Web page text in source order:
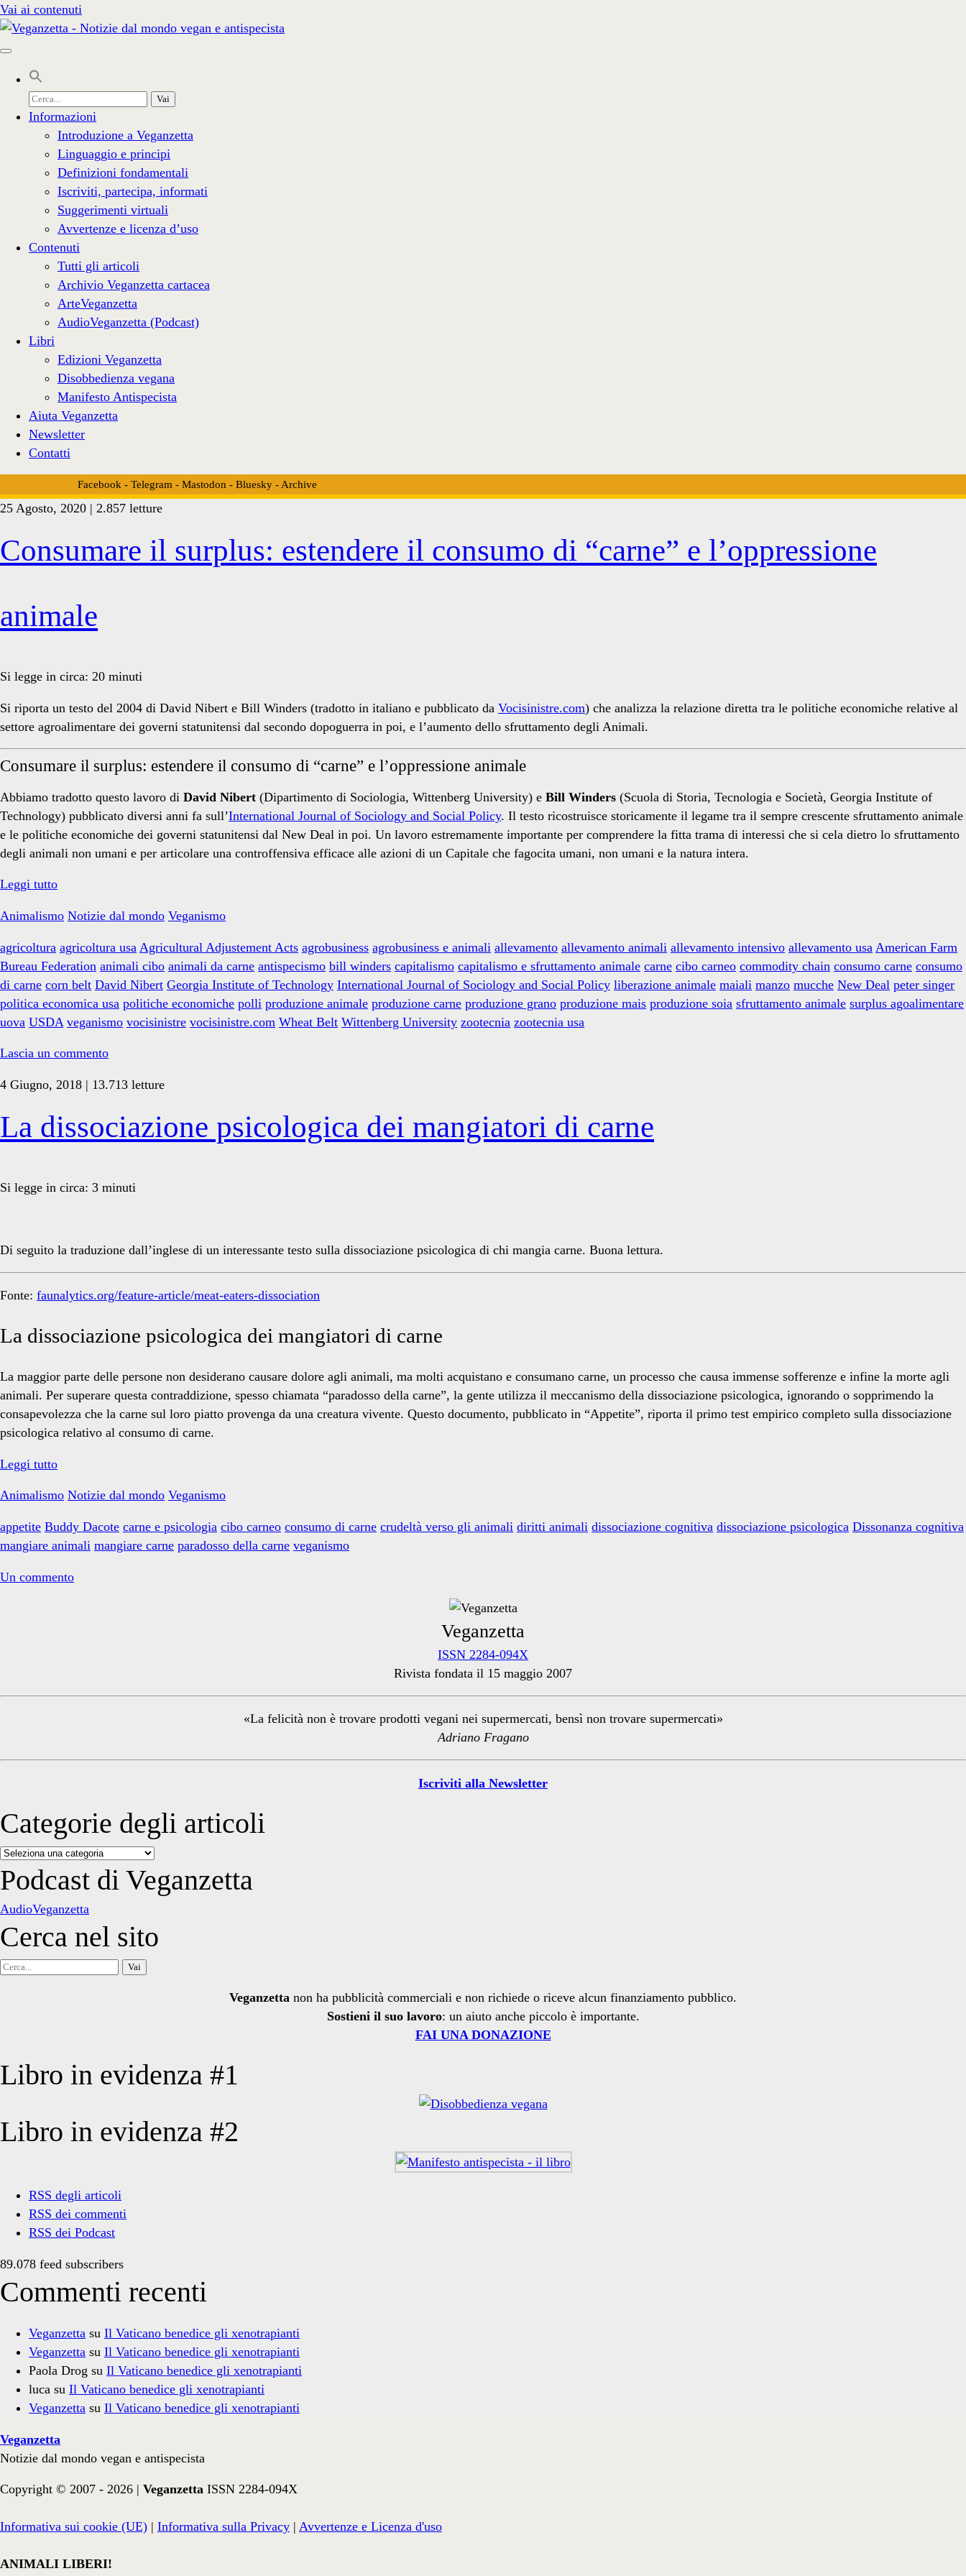
Vai ai contenuti
Cerca
per:
Informazioni
Introduzione a Veganzetta
Linguaggio e principi
Definizioni fondamentali
Iscriviti, partecipa, informati
Suggerimenti virtuali
Avvertenze e licenza d’uso
Contenuti
Tutti gli articoli
Archivio Veganzetta cartacea
ArteVeganzetta
AudioVeganzetta (Podcast)
Libri
Edizioni Veganzetta
Disobbedienza vegana
Manifesto Antispecista
Aiuta Veganzetta
Newsletter
Contatti
Facebook - Telegram - Mastodon - Bluesky- Archive
<span>cibo
25 Agosto, 2020 | 2.857 letture
Consumare il surplus: estendere il consumo di “carne” e l’oppressione
animale
Si legge in circa: 20 minuti
Si riporta un testo del 2004 di David Nibert e Bill Winders (tradotto in italiano e pubblicato da Vocisinistre.com) che analizza la relazione diretta tra le politiche economiche relative al
settore agroalimentare dei governi statunitensi dal secondo dopoguerra in poi, e l’aumento dello sfruttamento degli Animali.
Consumare il surplus: estendere il consumo di “carne” e l’oppressione animale
Abbiamo tradotto questo lavoro di David Nibert (Dipartimento di Sociologia, Wittenberg University) e Bill Winders (Scuola di Storia, Tecnologia e Società, Georgia Institute of
Technology) pubblicato diversi anni fa sull’International Journal of Sociology and Social Policy. Il testo ricostruisce storicamente il legame tra il sempre crescente sfruttamento animale
e le politiche economiche dei governi statunitensi dal New Deal in poi. Un lavoro estremamente importante per comprendere la fitta trama di interessi che si cela dietro lo sfruttamento
degli animali non umani e per articolare una controffensiva efficace alle azioni di un Capitale che fagocita umani, non umani e la natura intera.
Leggi tuttoConsumare
surplus:
estendere
il
consumo
“carne”
l’oppressione
Animalismo Notizie dal mondo Veganismo
agricoltura agricoltura usa Agricultural Adjustement Acts agrobusiness agrobusiness e animali allevamento allevamento animali allevamento intensivo allevamento usa American Farm
Bureau Federation animali cibo animali da carne antispecismo bill winders capitalismo capitalismo e sfruttamento animale carne cibo carneo commodity chain consumo carne consumo
di carne corn belt David Nibert Georgia Institute of Technology International Journal of Sociology and Social Policy liberazione animale maiali manzo mucche New Deal peter singer
politica economica usa politiche economiche polli produzione animale produzione carne produzione grano produzione mais produzione soia sfruttamento animale surplus agoalimentare
uova USDA veganismo vocisinistre vocisinistre.com Wheat Belt Wittenberg University zootecnia zootecnia usa
Lascia un commento
4 Giugno, 2018 | 13.713 letture
La dissociazione psicologica dei mangiatori di carne
Si legge in circa: 3 minuti
Di seguito la traduzione dall’inglese di un interessante testo sulla dissociazione psicologica di chi mangia carne. Buona lettura.
Fonte: faunalytics.org/feature-article/meat-eaters-dissociation
La dissociazione psicologica dei mangiatori di carne
La maggior parte delle persone non desiderano causare dolore agli animali, ma molti acquistano e consumano carne, un processo che causa immense sofferenze e infine la morte agli
animali. Per superare questa contraddizione, spesso chiamata “paradosso della carne”, la gente utilizza il meccanismo della dissociazione psicologica, ignorando o sopprimendo la
consapevolezza che la carne sul loro piatto provenga da una creatura vivente. Questo documento, pubblicato in “Appetite”, riporta il primo test empirico completo sulla dissociazione
psicologica relativo al consumo di carne.
Leggi tuttoLa
psicologica
dei
mangiatori
carne
Animalismo Notizie dal mondo Veganismo
appetite Buddy Dacote carne e psicologia cibo carneo consumo di carne crudeltà verso gli animali diritti animali dissociazione cognitiva dissociazione psicologica Dissonanza cognitiva
mangiare animali mangiare carne paradosso della carne veganismo
Un commento
Sidebar
Veganzetta
ISSN 2284-094X
Rivista fondata il 15 maggio 2007
«La felicità non è trovare prodotti vegani nei supermercati, bensì non trovare supermercati»
Adriano Fragano
Iscriviti alla Newsletter
Categorie degli articoli
Categorie
degli
articoli
Podcast di Veganzetta
AudioVeganzetta
Cerca nel sito
Cerca
Veganzetta non ha pubblicità commerciali e non richiede o riceve alcun finanziamento pubblico.
Sostieni il suo lavoro: un aiuto anche piccolo è importante.
FAI UNA DONAZIONE
Libro in evidenza #1
Libro in evidenza #2
RSS degli articoli
RSS dei commenti
RSS dei Podcast
89.078 feed subscribers
Commenti recenti
Veganzetta su Il Vaticano benedice gli xenotrapianti
Veganzetta su Il Vaticano benedice gli xenotrapianti
Paola Drog su Il Vaticano benedice gli xenotrapianti
luca su Il Vaticano benedice gli xenotrapianti
Veganzetta su Il Vaticano benedice gli xenotrapianti
Veganzetta
Notizie dal mondo vegan e antispecista
Copyright © 2007 - 2026 | Veganzetta ISSN 2284-094X
Informativa sui cookie (UE) | Informativa sulla Privacy | Avvertenze e Licenza d'uso
ANIMALI LIBERI!